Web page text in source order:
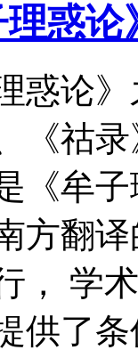
理惑论
惑论
《祜
《牟子
方翻
， 学
供了